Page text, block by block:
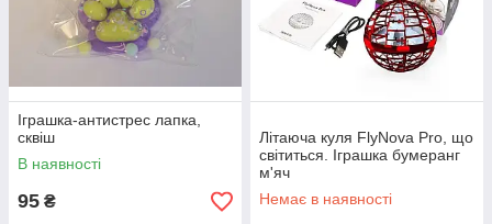
Іграшка-антистрес лапка,
сквіш
В наявності
95 ₴
Літаюча куля FlyNova Pro, що
світиться. Іграшка бумеранг
м'яч
Немає в наявності